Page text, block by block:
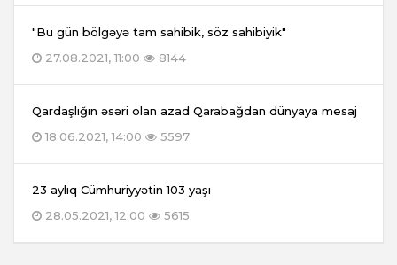
"Bu gün bölgəyə tam sahibik, söz sahibiyik"
27.08.2021, 11:00
8144
Qardaşlığın əsəri olan azad Qarabağdan dünyaya mesaj
18.06.2021, 14:00
5597
23 aylıq Cümhuriyyətin 103 yaşı
28.05.2021, 12:00
5615